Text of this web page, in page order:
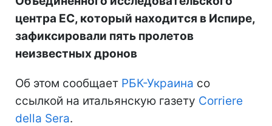
центра ЕС, который находится в Испире,
зафиксировали пять пролетов
неизвестных дронов
Об этом сообщает РБК-Украина со
ссылкой на итальянскую газету Corriere
della Sera.